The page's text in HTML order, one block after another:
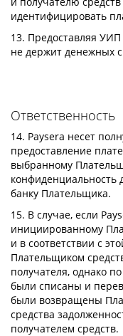
идентифицировать
13. Предоставляя
не держит денежных
Ответственность
14. Paysera несет
предоставление
выбранному
конфиденциальность
банку Плательщика.
15. В случае, если
инициированному
и в соответствии с
Плательщиком
получателя, однако
были списаны и
были возвращены
средства
получателем средств.